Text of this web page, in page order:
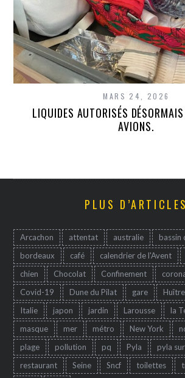
MARS 24, 2026
LIQUIDES AUTORISÉS
AVIONS.
PLUS D’ARTICLES
Arcachon attentat australie
bassin
bordeaux
café calendrier de l'Avent
chien
Chocolat Confinement
Covid-19
Dune du Pilat gare
Italie
japon jardin Larousse la
masque
mer métro New York
plage
pollution pq Pyla pyla
restaurant
Seine Sncf toilettes